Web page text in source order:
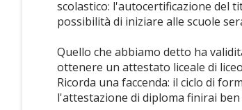
scolastico: l'autocertificazione del
possibilità di iniziare alle scuole
Quello che abbiamo detto ha
ottenere un attestato liceale di
Ricorda una faccenda: il ciclo di
l'attestazione di diploma finirai